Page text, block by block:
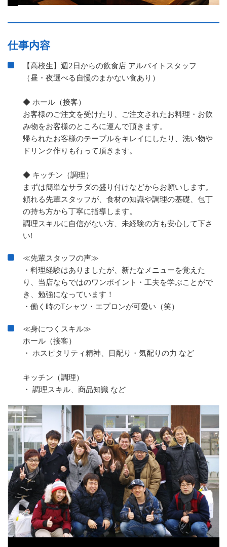
仕事内容
【高校生】週2日からの飲食店 アルバイトスタッフ
（昼・夜選べる自慢のまかない食あり）
◆ ホール（接客）
お客様のご注文を受けたり、ご注文されたお料理・お飲
み物をお客様のところに運んで頂きます。
帰られたお客様のテーブルをキレイにしたり、洗い物や
ドリンク作りも行って頂きます。
◆ キッチン（調理）
まずは簡単なサラダの盛り付けなどからお願いします。
頼れる先輩スタッフが、食材の知識や調理の基礎、包丁
の持ち方から丁寧に指導します。
調理スキルに自信がない方、未経験の方も安心して下さ
い!
≪先輩スタッフの声≫
・料理経験はありましたが、新たなメニューを覚えた
り、当店ならではのワンポイント・工夫を学ぶことがで
き、勉強になっています！
・働く時のTシャツ・エプロンが可愛い（笑）
≪身につくスキル≫
ホール（接客）
・ ホスピタリティ精神、目配り・気配りの力 など
キッチン（調理）
・ 調理スキル、商品知識 など